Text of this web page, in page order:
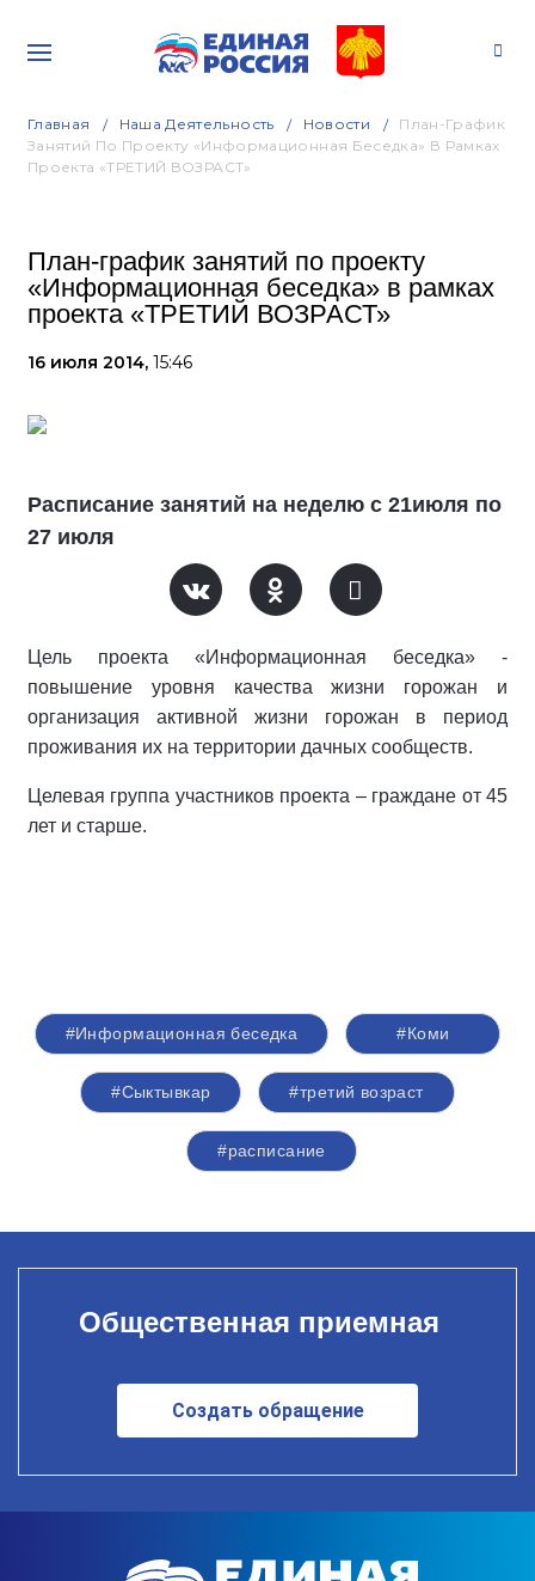
Главная Наша Деятельность Новости
План-График
Занятий По Проекту «Информационная Беседка» В Рамках
Проекта «ТРЕТИЙ ВОЗРАСТ»
План-график занятий по проекту
«Информационная беседка» в рамках
проекта «ТРЕТИЙ ВОЗРАСТ»
16 июля 2014, 15:46
Расписание занятий на неделю с 21июля по
27 июля
Цель проекта «Информационная беседка» -
повышение уровня качества жизни горожан и
организация активной жизни горожан в период
проживания их на территории дачных сообществ.
Целевая группа участников проекта – граждане от 45
лет и старше.
#Информационная беседка #Коми
#Сыктывкар #третий возраст
#расписание
Общественная приемная
Создать обращение